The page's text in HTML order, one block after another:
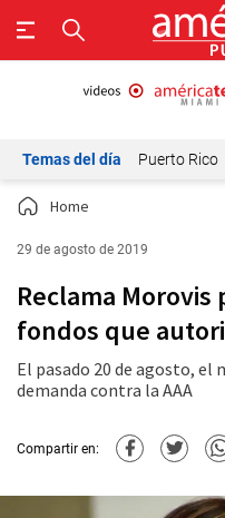
Temas del día Puerto Rico
Home
29 de agosto de 2019
Reclama
fondos que
El pasado 20 de agosto, el
demanda contra la AAA
Compartir en: